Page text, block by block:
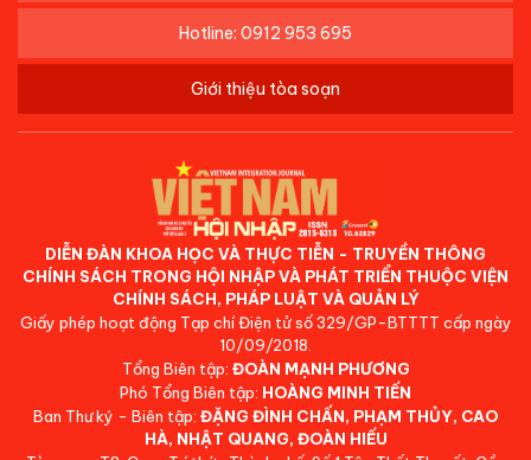
Hotline: 0912 953 695
Giới thiệu tòa soạn
DIỄN ĐÀN KHOA HỌC VÀ THỰC TIỄN - TRUYỀN THÔNG
CHÍNH SÁCH TRONG HỘI NHẬP VÀ PHÁT TRIỂN THUỘC VIỆN
CHÍNH SÁCH, PHÁP LUẬT VÀ QUẢN LÝ
Giấy phép hoạt động Tạp chí Điện tử số 329/GP-BTTTT cấp ngày
10/09/2018.
Tổng Biên tập: ĐOÀN MẠNH PHƯƠNG
Phó Tổng Biên tập: HOÀNG MINH TIẾN
Ban Thư ký - Biên tập: ĐẶNG ĐÌNH CHẤN, PHẠM THỦY, CAO
HÀ, NHẬT QUANG, ĐOÀN HIẾU